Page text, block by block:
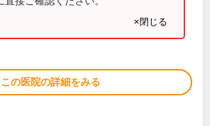
×閉じる
この医院の詳細をみる